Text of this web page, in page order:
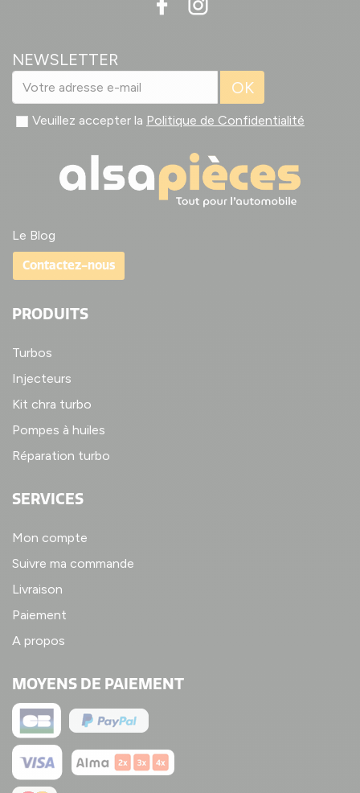
NEWSLETTER
OK
Veuillez accepter la Politique de Confidentialité
Le Blog
Contactez-nous
PRODUITS
Turbos
Injecteurs
Kit chra turbo
Pompes à huiles
Réparation turbo
SERVICES
Mon compte
Suivre ma commande
Livraison
Paiement
A propos
MOYENS DE PAIEMENT